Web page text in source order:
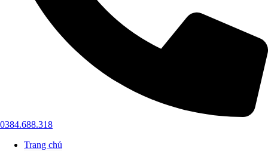
0384.688.318
Trang chủ